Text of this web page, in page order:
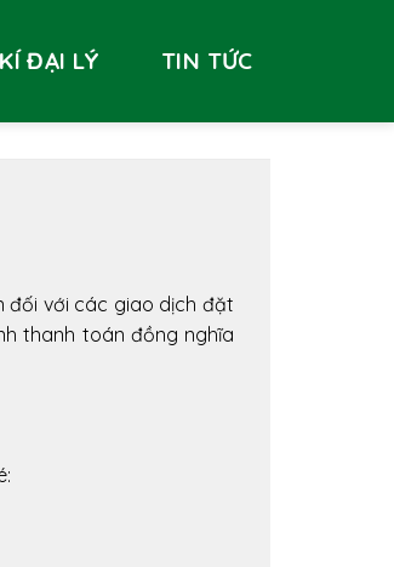
ĐẠI LÝ TIN TỨC
đối với các giao dịch đặt
thanh toán đồng nghĩa